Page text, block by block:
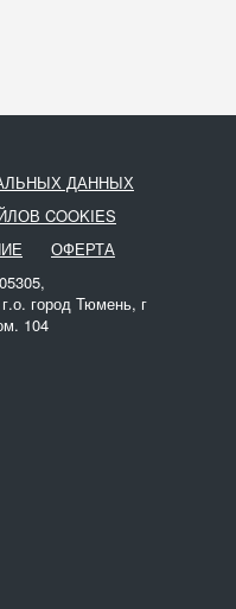
ДАННЫХ
COOKIES
ОФЕРТА
город Тюмень, г
104